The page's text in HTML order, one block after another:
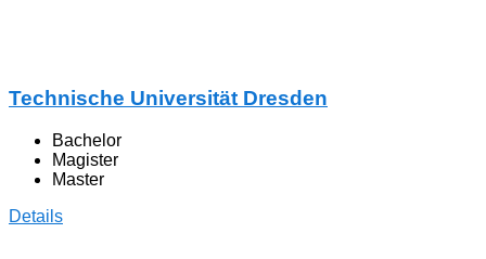
Technische Universität Dresden
Bachelor
Magister
Master
Details